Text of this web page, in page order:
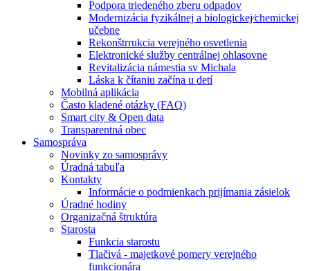
Podpora triedeného zberu odpadov
Modernizácia fyzikálnej a biologickej⁄chemickej
učebne
Rekonštrrukcia verejného osvetlenia
Elektronické služby centrálnej ohlasovne
Revitalizácia námestia sv Michala
Láska k čítaniu začína u detí
Mobilná aplikácia
Často kladené otázky (FAQ)
Smart city & Open data
Transparentná obec
Samospráva
Novinky zo samosprávy
Úradná tabuľa
Kontakty
Informácie o podmienkach prijímania zásielok
Úradné hodiny
Organizačná štruktúra
Starosta
Funkcia starostu
Tlačivá - majetkové pomery verejného
funkcionára